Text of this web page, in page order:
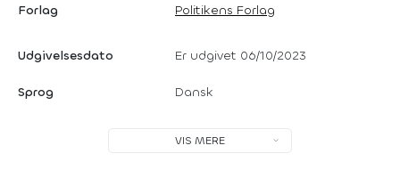
Forlag Politikens Forlag
Udgivelsesdato Er udgivet 06/10/2023
Sprog Dansk
VIS MERE